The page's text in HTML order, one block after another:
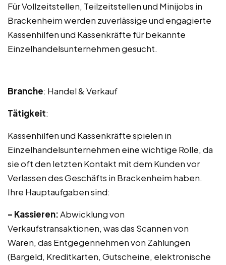
Für Vollzeitstellen, Teilzeitstellen und Minijobs in
Brackenheim werden zuverlässige und engagierte
Kassenhilfen und Kassenkräfte für bekannte
Einzelhandelsunternehmen gesucht.
Branche: Handel & Verkauf
Tätigkeit:
Kassenhilfen und Kassenkräfte spielen in
Einzelhandelsunternehmen eine wichtige Rolle, da
sie oft den letzten Kontakt mit dem Kunden vor
Verlassen des Geschäfts in Brackenheim haben.
Ihre Hauptaufgaben sind:
– Kassieren:Abwicklung von
Verkaufstransaktionen, was das Scannen von
Waren, das Entgegennehmen von Zahlungen
(Bargeld, Kreditkarten, Gutscheine, elektronische